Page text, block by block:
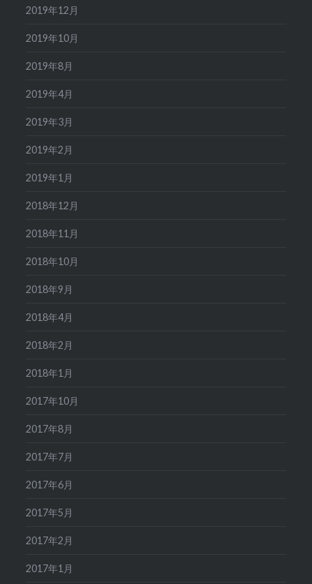
2019年12月
2019年10月
2019年8月
2019年4月
2019年3月
2019年2月
2019年1月
2018年12月
2018年11月
2018年10月
2018年9月
2018年4月
2018年2月
2018年1月
2017年10月
2017年8月
2017年7月
2017年6月
2017年5月
2017年2月
2017年1月